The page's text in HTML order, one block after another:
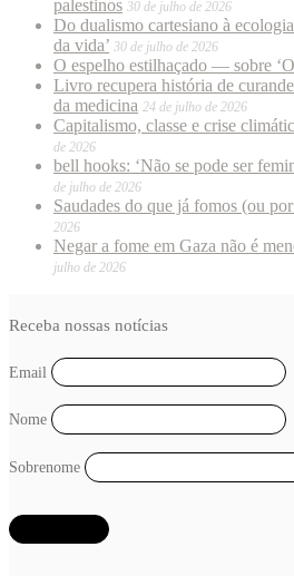
palestinos 30 de julho de 2026
Do dualismo cartesiano à
da vida’ 30 de julho de 2026
O espelho estilhaçado — sobre ‘O
Livro recupera história de
da medicina 24 de julho de 2026
Capitalismo, classe e crise
de 2026
bell hooks: ‘Não se pode ser
de julho de 2026
Saudades do que já fomos (ou
2026
Negar a fome em Gaza não é
julho de 2026
Receba nossas notícias
Email
Nome
Sobrenome